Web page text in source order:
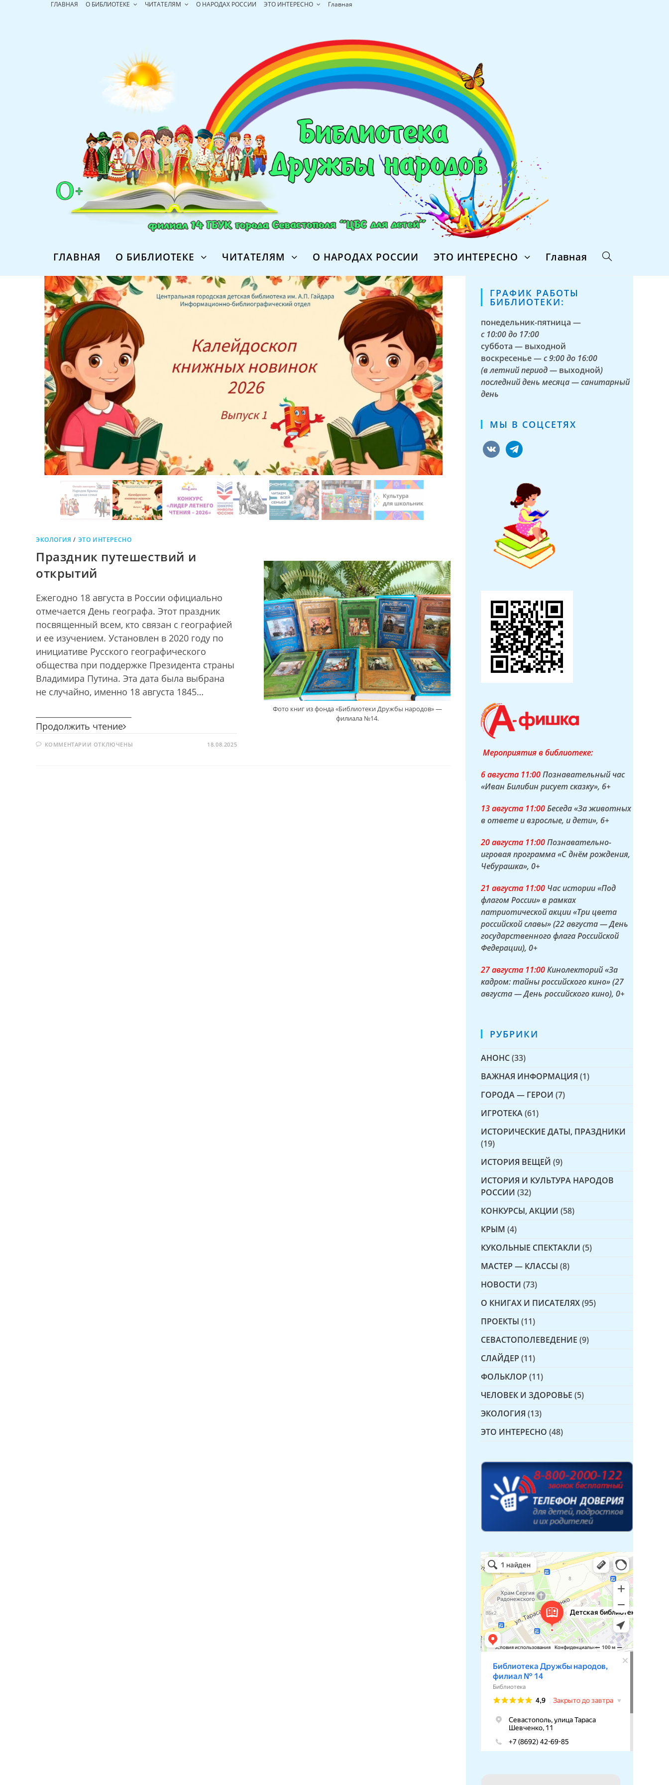
ГЛАВНАЯ О БИБЛИОТЕКЕ ЧИТАТЕЛЯМ О НАРОДАХ РОССИИ ЭТО ИНТЕРЕСНО Главная
ГЛАВНАЯ О БИБЛИОТЕКЕ ЧИТАТЕЛЯМ О НАРОДАХ РОССИИ ЭТО ИНТЕРЕСНО Главная
ЭКОЛОГИЯ / ЭТО ИНТЕРЕСНО
Праздник путешествий и
открытий
Ежегодно 18 августа в России официально
отмечается День географа. Этот праздник
посвященный всем, кто связан с географией
и ее изучением. Установлен в 2020 году по
инициативе Русского географического
общества при поддержке Президента страны
Владимира Путина. Эта дата была выбрана
не случайно, именно 18 августа 1845…
Продолжить чтение Праздник
и
КОММЕНТАРИИ КОТКЛЮЧЕНЫ 18.08.2025
Фото книг из фонда «Библиотеки Дружбы народов» —
филиала №14.
ГРАФИК РАБОТЫ
БИБЛИОТЕКИ:
понедельник-пятница —
с 10:00 до 17:00
суббота — выходной
воскресенье —с 9:00 до 16:00
(в летний период — выходной)
последний день месяца — санитарный
день
МЫ В СОЦСЕТЯХ
vkontaktetelegram
Мероприятия в библиотеке:
6 августа 11:00Познавательный час
«Иван Билибин рисует сказку», 6+
13 августа 11:00Беседа «За животных
в ответе и взрослые, и дети», 6+
20 августа 11:00Познавательно-
игровая программа «С днём рождения,
Чебурашка», 0+
21 августа 11:00 Час истории «Под
флагом России» в рамках
патриотической акции «Три цвета
российской славы» (22 августа — День
государственного флага Российской
Федерации), 0+
27 августа 11:00Кинолекторий «За
кадром: тайны российского кино» (27
августа — День российского кино), 0+
РУБРИКИ
АНОНС(33)
ВАЖНАЯ ИНФОРМАЦИЯ (1)
ГОРОДА — ГЕРОИ (7)
ИГРОТЕКА(61)
ИСТОРИЧЕСКИЕ ДАТЫ, ПРАЗДНИКИ
(19)
ИСТОРИЯ ВЕЩЕЙ (9)
ИСТОРИЯ И КУЛЬТУРА НАРОДОВ
РОССИИ (32)
КОНКУРСЫ, АКЦИИ (58)
КРЫМ (4)
КУКОЛЬНЫЕ СПЕКТАКЛИ (5)
МАСТЕР — КЛАССЫ (8)
НОВОСТИ (73)
О КНИГАХ И ПИСАТЕЛЯХ(95)
ПРОЕКТЫ (11)
СЕВАСТОПОЛЕВЕДЕНИЕ (9)
СЛАЙДЕР (11)
ФОЛЬКЛОР (11)
ЧЕЛОВЕК И ЗДОРОВЬЕ (5)
ЭКОЛОГИЯ (13)
ЭТО ИНТЕРЕСНО (48)
Детская библиотека № 14 Дружбы народов
Библиотека в Севастополе